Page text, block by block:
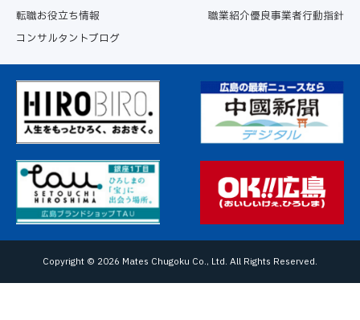
転職お役立ち情報
コンサルタントブログ
職業紹介優良事業者行動指針
Copyright © 2026 Mates Chugoku Co., Ltd. All Rights Reserved.